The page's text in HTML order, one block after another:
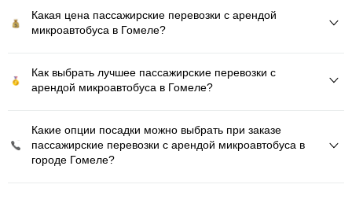
Какая цена пассажирские перевозки с арендой
микроавтобуса в Гомеле?
Как выбрать лучшее пассажирские перевозки с
арендой микроавтобуса в Гомеле?
Какие опции посадки можно выбрать при заказе
пассажирские перевозки с арендой микроавтобуса в
городе Гомеле?